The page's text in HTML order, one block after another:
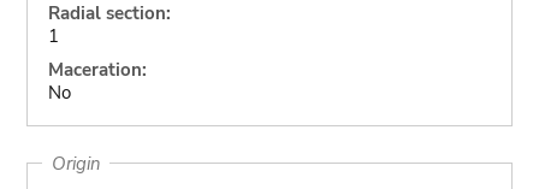
Radial section:
1
Maceration:
No
Origin